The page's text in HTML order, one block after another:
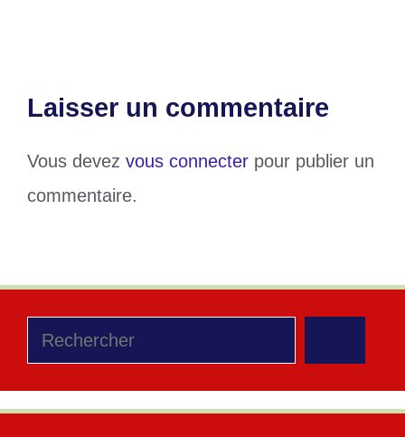
Laisser un commentaire
Vous devez vous connecter pour publier un
commentaire.
Rechercher